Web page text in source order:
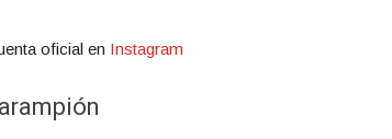
oficial en Instagram